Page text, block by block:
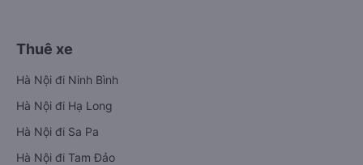
Thuê xe
Hà Nội đi Ninh Bình
Hà Nội đi Hạ Long
Hà Nội đi Sa Pa
Hà Nội đi Tam Đảo